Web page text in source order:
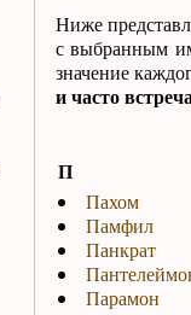
Ниже
с выбранным
значение
и часто
П
Пахом
Памфил
Панкрат
Парамон